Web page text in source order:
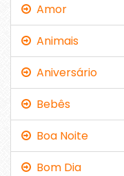
Amor
Animais
Aniversário
Bebês
Boa Noite
Bom Dia